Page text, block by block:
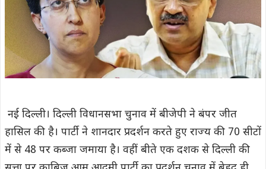
नई दिल्ली। दिल्ली विधानसभा चुनाव में बीजेपी ने बंपर जीत
हासिल की है। पार्टी ने शानदार प्रदर्शन करते हुए राज्य की 70 सीटों
में से 48 पर कब्जा जमाया है। वहीं बीते एक दशक से दिल्ली की